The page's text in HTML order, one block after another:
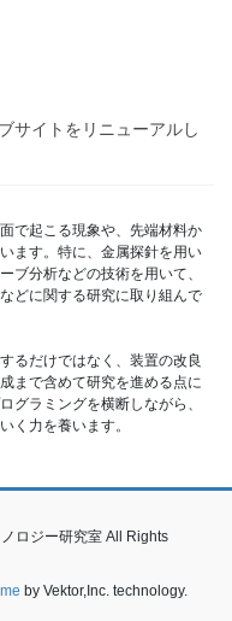
サイトをリニューアルし
で起こる現象や、先端材料か
ます。特に、金属探針を用い
ブ分析などの技術を用いて、
どに関する研究に取り組んで
るだけではなく、装置の改良
まで含めて研究を進める点に
グラミングを横断しながら、
く力を養います。
ロジー研究室 All Rights
by Vektor,Inc. technology.